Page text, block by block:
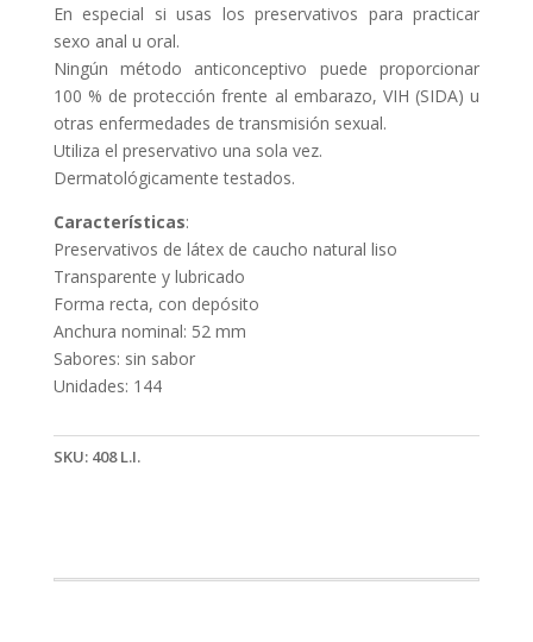
En especial si usas los preservativos para practicar
sexo anal u oral.
Ningún método anticonceptivo puede proporcionar
100 % de protección frente al embarazo, VIH (SIDA) u
otras enfermedades de transmisión sexual.
Utiliza el preservativo una sola vez.
Dermatológicamente testados.
Características:
Preservativos de látex de caucho natural liso
Transparente y lubricado
Forma recta, con depósito
Anchura nominal: 52 mm
Sabores: sin sabor
Unidades: 144
SKU: 408 L.I.